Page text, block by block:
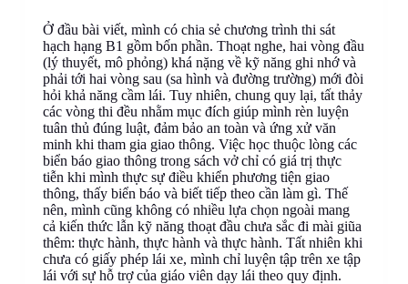
Ở đầu bài viết, mình có chia sẻ chương trình thi sát
hạch hạng B1 gồm bốn phần. Thoạt nghe, hai vòng đầu
(lý thuyết, mô phỏng) khá nặng về kỹ năng ghi nhớ và
phải tới hai vòng sau (sa hình và đường trường) mới đòi
hỏi khả năng cầm lái. Tuy nhiên, chung quy lại, tất thảy
các vòng thi đều nhằm mục đích giúp mình rèn luyện
tuân thủ đúng luật, đảm bảo an toàn và ứng xử văn
minh khi tham gia giao thông. Việc học thuộc lòng các
biển báo giao thông trong sách vở chỉ có giá trị thực
tiễn khi mình thực sự điều khiển phương tiện giao
thông, thấy biển báo và biết tiếp theo cần làm gì. Thế
nên, mình cũng không có nhiều lựa chọn ngoài mang
cả kiến thức lẫn kỹ năng thoạt đầu chưa sắc đi mài giũa
thêm: thực hành, thực hành và thực hành. Tất nhiên khi
chưa có giấy phép lái xe, mình chỉ luyện tập trên xe tập
lái với sự hỗ trợ của giáo viên dạy lái theo quy định.